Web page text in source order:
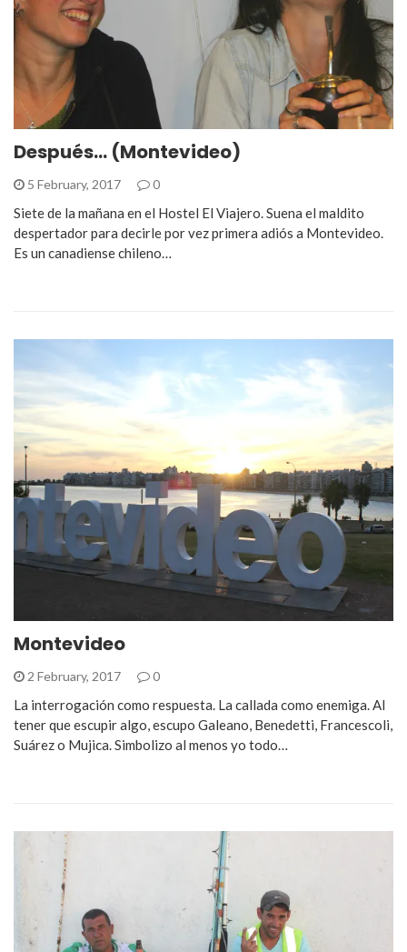
Después… (Montevideo)
5 February, 2017 0
Siete de la mañana en el Hostel El Viajero. Suena el maldito
despertador para decirle por vez primera adiós a Montevideo.
Es un canadiense chileno…
Montevideo
2 February, 2017 0
La interrogación como respuesta. La callada como enemiga. Al
tener que escupir algo, escupo Galeano, Benedetti, Francescoli,
Suárez o Mujica. Simbolizo al menos yo todo…